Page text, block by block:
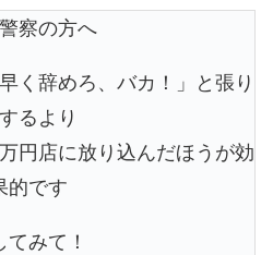
察の方へ
く辞めろ、バカ！」と張り
るより
円店に放り込んだほうが効
的です
てみて！